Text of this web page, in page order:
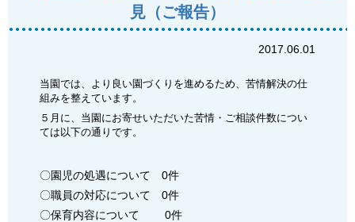
見（ご報告）
2017.06.01
当園では、より良い園づくりを進めるため、苦情解決の仕
組みを整えています。
５月に、当園にお寄せいただいた苦情・ご相談件数につい
ては以下の通りです。
〇園児の処遇について 0件
〇職員の対応について 0件
〇保育内容について 0件